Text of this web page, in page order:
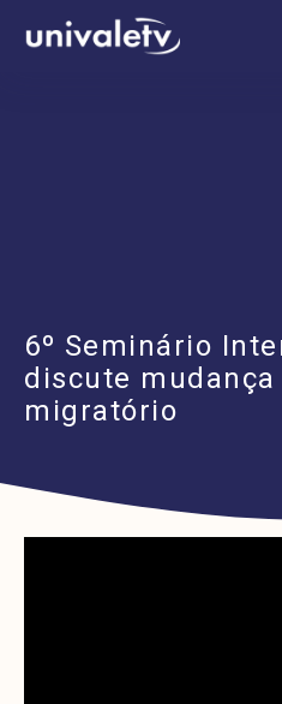
conteúdo
6º Seminário
discute mudança
migratório